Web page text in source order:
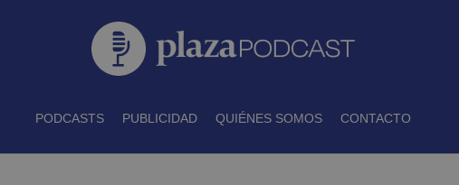
PODCASTS PUBLICIDAD QUIÉNES SOMOS CONTACTO